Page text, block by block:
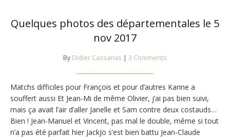
Quelques photos des départementales le 5
nov 2017
By Didier Cassanas | 3 Comments
Matchs difficiles pour François et pour d’autres Karine a
souffert aussi Et Jean-Mi de même Olivier, j’ai pas bien suivi,
mais ça avait l’air d’aller Janelle et Sam contre deux costauds…
Bien ! Jean-Manuel et Vincent, pas mal le double, même si tout
n’a pas été parfait hier JackJo s’est bien battu Jean-Claude